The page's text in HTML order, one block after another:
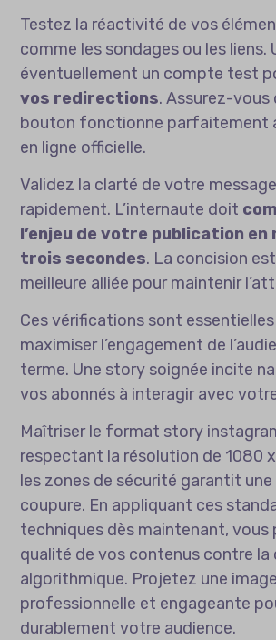
Testez la réactivité de vos
comme les sondages ou les liens.
éventuellement un compte test
vos redirections. Assurez-vous
bouton fonctionne parfaitement
en ligne officielle.
Validez la clarté de votre
rapidement. L’internaute doit
l’enjeu de votre publication en
trois secondes. La concision
meilleure alliée pour maintenir
Ces vérifications sont
maximiser l’engagement de
terme. Une story soignée incite
vos abonnés à interagir avec
Maîtriser le format story
respectant la résolution de 1080
les zones de sécurité garantit
coupure. En appliquant ces
techniques dès maintenant, vous
qualité de vos contenus contre la
algorithmique. Projetez une image
professionnelle et engageante
durablement votre audience.